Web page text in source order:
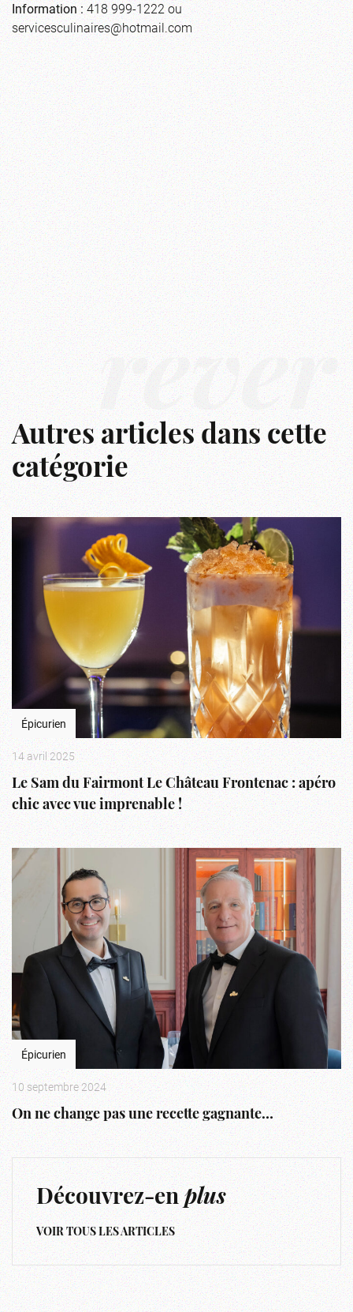
Information : 418 999-1222 ou
servicesculinaires@hotmail.com
rêver
Autres articles dans cette
catégorie
Épicurien
14 avril 2025
Le Sam du Fairmont Le Château Frontenac : apéro
chic avec vue imprenable !
Épicurien
10 septembre 2024
On ne change pas une recette gagnante…
Découvrez-enplus
VOIR TOUS LES ARTICLES